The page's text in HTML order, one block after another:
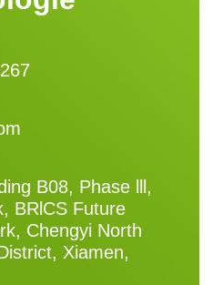
B08, Phase lll,
BRlCS Future
Chengyi North
Xiamen,